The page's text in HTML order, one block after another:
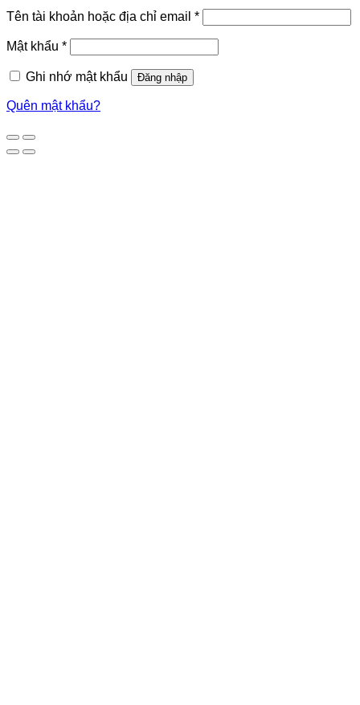
Tên tài khoản hoặc địa chỉ email *
Mật khẩu *
Ghi nhớ mật khẩu Đăng nhập
Quên mật khẩu?